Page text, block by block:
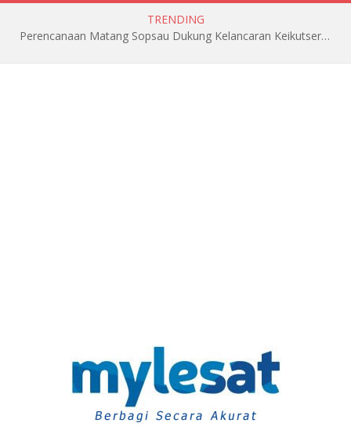
TRENDING
Perencanaan Matang Sopsau Dukung Kelancaran Keikutsertaan TNI AU di Pitch Black 2026